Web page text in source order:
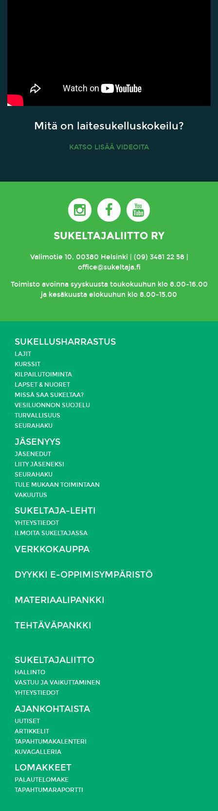
Mitä on laitesukelluskokeilu?
KATSO LISÄÄ VIDEOITA
SUKELTAJALIITTO RY
Valimotie 10, 00380 Helsinki | (09) 3481 22 58 |
office@sukeltaja.fi
Toimistoavoinna syyskuusta toukokuuhun klo 8.00-16.00
ja kesäkuusta elokuuhun klo 8.00-15.00
SUKELLUSHARRASTUS
LAJIT
KURSSIT
KILPAILUTOIMINTA
LAPSET & NUORET
MISSÄ SAA SUKELTAA?
VESILUONNON SUOJELU
TURVALLISUUS
SEURAHAKU
JÄSENYYS
JÄSENEDUT
LIITY JÄSENEKSI
SEURAHAKU
TULE MUKAAN TOIMINTAAN
VAKUUTUS
SUKELTAJA-LEHTI
YHTEYSTIEDOT
ILMOITA SUKELTAJASSA
VERKKOKAUPPA
DYYKKI E-OPPIMISYMPÄRISTÖ
MATERIAALIPANKKI
TEHTÄVÄPANKKI
SUKELTAJALIITTO
HALLINTO
VASTUU JA VAIKUTTAMINEN
YHTEYSTIEDOT
AJANKOHTAISTA
UUTISET
ARTIKKELIT
TAPAHTUMAKALENTERI
KUVAGALLERIA
LOMAKKEET
PALAUTELOMAKE
TAPAHTUMARAPORTTI